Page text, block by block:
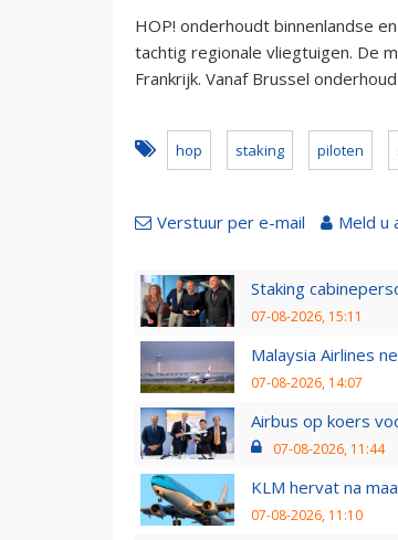
HOP! onderhoudt binnenlandse
tachtig regionale vliegtuigen. De
Frankrijk. Vanaf Brussel
hop staking piloten
Verstuur per e-mail Meld u
Staking
07-08-2026, 15:11
Malaysia Airlines
07-08-2026, 14:07
Airbus op koers
07-08-2026, 11:44
KLM hervat na
07-08-2026, 11:10